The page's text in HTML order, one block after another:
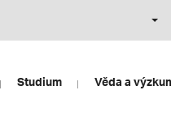
Studium Věda a